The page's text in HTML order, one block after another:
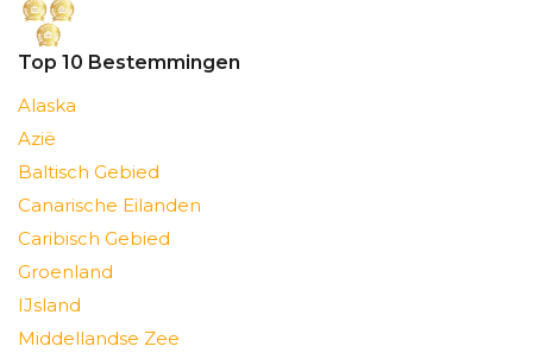
Top 10 Bestemmingen
Alaska
Azië
Baltisch Gebied
Canarische Eilanden
Caribisch Gebied
Groenland
IJsland
Middellandse Zee